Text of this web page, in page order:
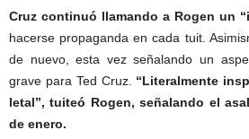
Cruz continuó llamando a Rogen un
hacerse propaganda en cada tuit.
de nuevo, esta vez señalando un
grave para Ted Cruz. “Literalmente
letal”, tuiteó Rogen, señalando el
de enero.